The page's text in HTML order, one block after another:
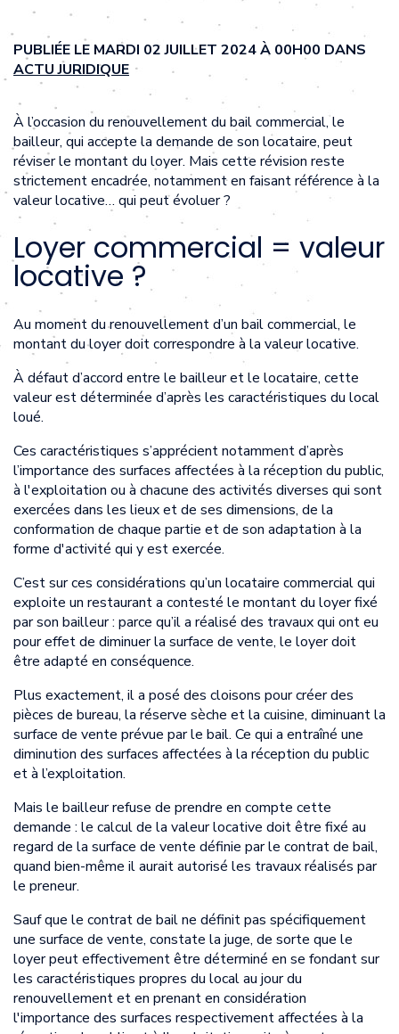
PUBLIÉE LE MARDI 02 JUILLET 2024 À 00H00 DANS
ACTU JURIDIQUE
À l’occasion du renouvellement du bail commercial, le
bailleur, qui accepte la demande de son locataire, peut
réviser le montant du loyer. Mais cette révision reste
strictement encadrée, notamment en faisant référence à la
valeur locative… qui peut évoluer ?
Loyer commercial = valeur
locative ?
Au moment du renouvellement d’un bail commercial, le
montant du loyer doit correspondre à la valeur locative.
À défaut d’accord entre le bailleur et le locataire, cette
valeur est déterminée d’après les caractéristiques du local
loué.
Ces caractéristiques s’apprécient notamment d’après
l’importance des surfaces affectées à la réception du public,
à l'exploitation ou à chacune des activités diverses qui sont
exercées dans les lieux et de ses dimensions, de la
conformation de chaque partie et de son adaptation à la
forme d'activité qui y est exercée.
C’est sur ces considérations qu’un locataire commercial qui
exploite un restaurant a contesté le montant du loyer fixé
par son bailleur : parce qu’il a réalisé des travaux qui ont eu
pour effet de diminuer la surface de vente, le loyer doit
être adapté en conséquence.
Plus exactement, il a posé des cloisons pour créer des
pièces de bureau, la réserve sèche et la cuisine, diminuant la
surface de vente prévue par le bail. Ce qui a entraîné une
diminution des surfaces affectées à la réception du public
et à l’exploitation.
Mais le bailleur refuse de prendre en compte cette
demande : le calcul de la valeur locative doit être fixé au
regard de la surface de vente définie par le contrat de bail,
quand bien-même il aurait autorisé les travaux réalisés par
le preneur.
Sauf que le contrat de bail ne définit pas spécifiquement
une surface de vente, constate la juge, de sorte que le
loyer peut effectivement être déterminé en se fondant sur
les caractéristiques propres du local au jour du
renouvellement et en prenant en considération
l'importance des surfaces respectivement affectées à la